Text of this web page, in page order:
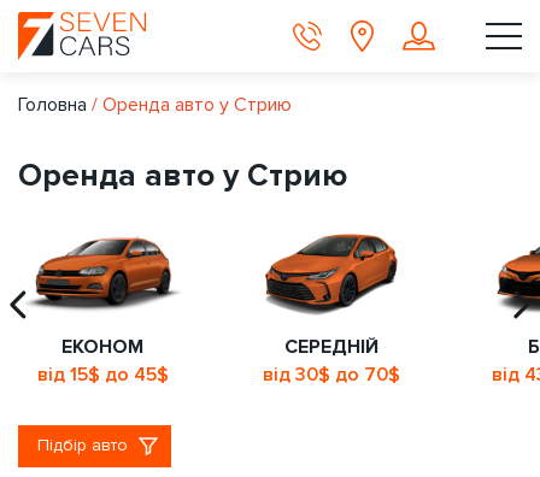
Головна / Оренда авто у Стрию
Оренда авто у Стрию
ЕКОНОМ
від 15$ до 45$
СЕРЕДНІЙ
від 30$ до 70$
від
Підбір авто